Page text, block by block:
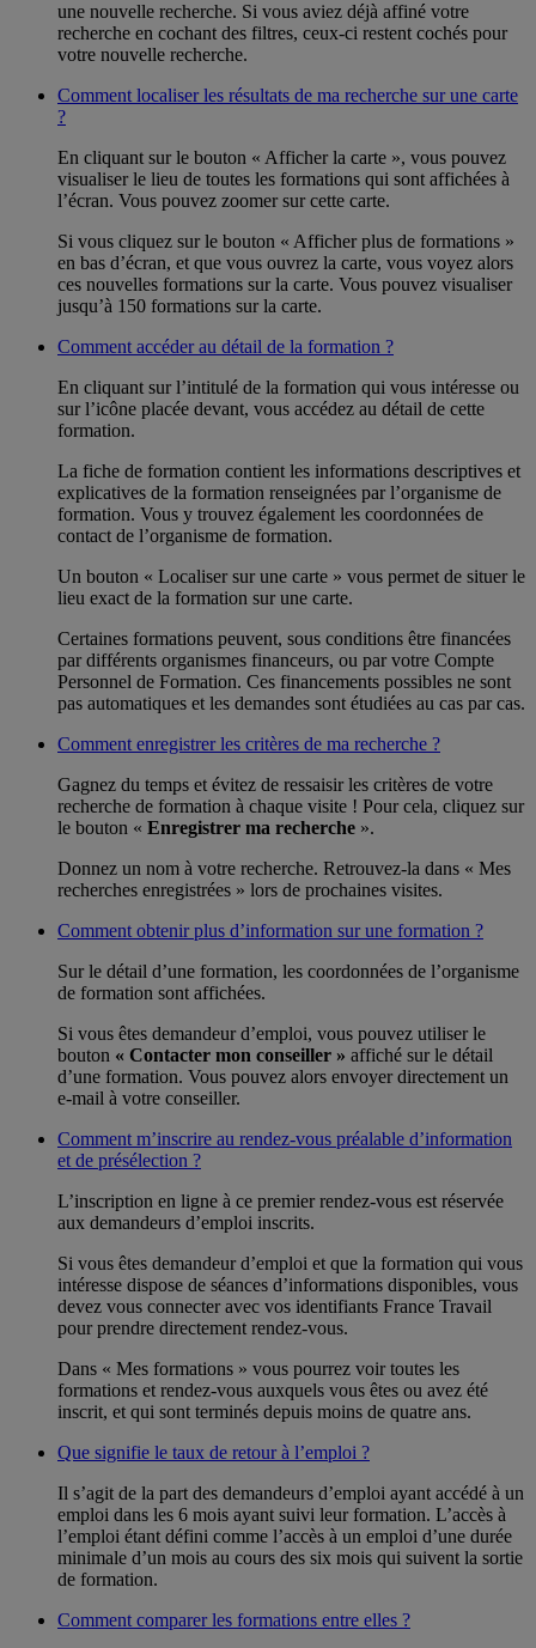
une nouvelle recherche. Si vous aviez déjà affiné votre
recherche en cochant des filtres, ceux-ci restent cochés pour
votre nouvelle recherche.
Comment localiser les résultats de ma recherche sur une carte
?
En cliquant sur le bouton « Afficher la carte », vous pouvez
visualiser le lieu de toutes les formations qui sont affichées à
l’écran. Vous pouvez zoomer sur cette carte.
Si vous cliquez sur le bouton « Afficher plus de formations »
en bas d’écran, et que vous ouvrez la carte, vous voyez alors
ces nouvelles formations sur la carte. Vous pouvez visualiser
jusqu’à 150 formations sur la carte.
Comment accéder au détail de la formation ?
En cliquant sur l’intitulé de la formation qui vous intéresse ou
sur l’icône placée devant, vous accédez au détail de cette
formation.
La fiche de formation contient les informations descriptives et
explicatives de la formation renseignées par l’organisme de
formation. Vous y trouvez également les coordonnées de
contact de l’organisme de formation.
Un bouton « Localiser sur une carte » vous permet de situer le
lieu exact de la formation sur une carte.
Certaines formations peuvent, sous conditions être financées
par différents organismes financeurs, ou par votre Compte
Personnel de Formation. Ces financements possibles ne sont
pas automatiques et les demandes sont étudiées au cas par cas.
Comment enregistrer les critères de ma recherche ?
Gagnez du temps et évitez de ressaisir les critères de votre
recherche de formation à chaque visite ! Pour cela, cliquez sur
le bouton « Enregistrer ma recherche ».
Donnez un nom à votre recherche. Retrouvez-la dans « Mes
recherches enregistrées » lors de prochaines visites.
Comment obtenir plus d’information sur une formation ?
Sur le détail d’une formation, les coordonnées de l’organisme
de formation sont affichées.
Si vous êtes demandeur d’emploi, vous pouvez utiliser le
bouton « Contacter mon conseiller » affiché sur le détail
d’une formation. Vous pouvez alors envoyer directement un
e-mail à votre conseiller.
Comment m’inscrire au rendez-vous préalable d’information
et de présélection ?
L’inscription en ligne à ce premier rendez-vous est réservée
aux demandeurs d’emploi inscrits.
Si vous êtes demandeur d’emploi et que la formation qui vous
intéresse dispose de séances d’informations disponibles, vous
devez vous connecter avec vos identifiants France Travail
pour prendre directement rendez-vous.
Dans « Mes formations » vous pourrez voir toutes les
formations et rendez-vous auxquels vous êtes ou avez été
inscrit, et qui sont terminés depuis moins de quatre ans.
Que signifie le taux de retour à l’emploi ?
Il s’agit de la part des demandeurs d’emploi ayant accédé à un
emploi dans les 6 mois ayant suivi leur formation. L’accès à
l’emploi étant défini comme l’accès à un emploi d’une durée
minimale d’un mois au cours des six mois qui suivent la sortie
de formation.
Comment comparer les formations entre elles ?